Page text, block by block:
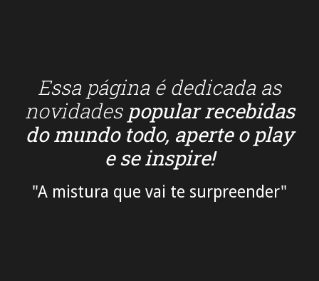
Essa página é dedicada as
novidadespopularrecebidas
do mundo todo, aperte o play
e se inspire!
"A mistura que vai te surpreender"